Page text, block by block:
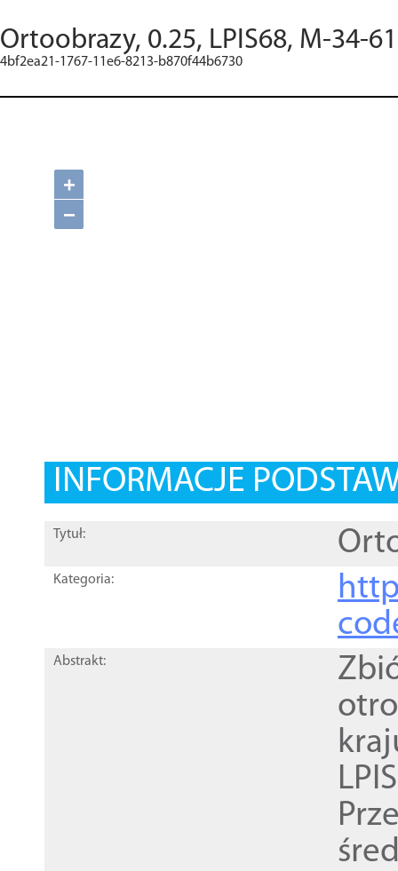
Ortoobrazy, 0.25, LPIS68, M-34-
4bf2ea21-1767-11e6-8213-b870f44b6730
+
−
INFORMACJE
Tytuł:
Kategoria:
Abstrakt: